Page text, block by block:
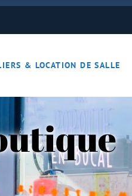
& LOCATION DE SALLE
ON S’DETEND !!
S’DETEND !!